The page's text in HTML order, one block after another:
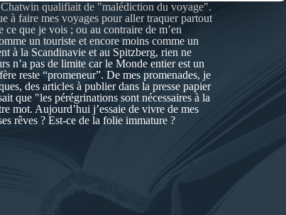
Chatwin qualifiait de "malédiction du voyage".
à faire mes voyages pour aller traquer partout
que je vois ; ou au contraire de m’en
un touriste et encore moins comme un
à la Scandinavie et au Spitzberg, rien ne
n’a pas de limite car le Monde entier est un
reste “promeneur”. De mes promenades, je
des articles à publier dans la presse papier
que "les pérégrinations sont nécessaires à la
mot. Aujourd’hui j’essaie de vivre de mes
rêves ? Est-ce de la folie immature ?